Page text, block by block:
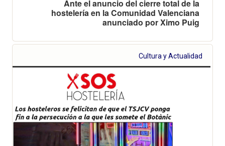
Ante el anuncio del cierre total de la
hostelería en la Comunidad Valenciana
anunciado por Ximo Puig
Cultura y Actualidad